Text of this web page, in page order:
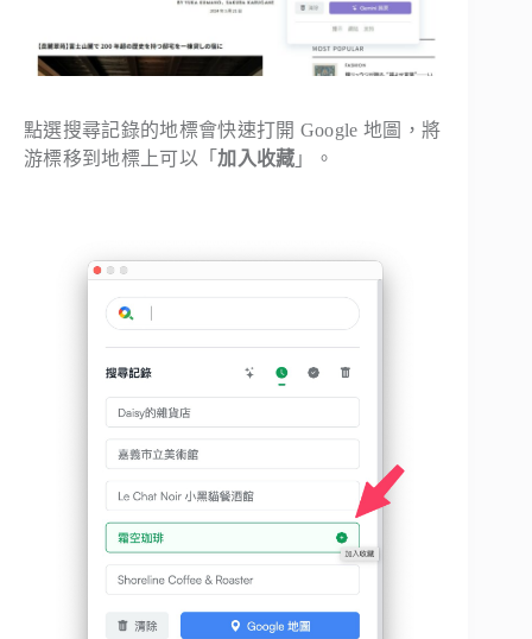
點選搜尋記錄的地標會快速打開 Google 地圖，將
游標移到地標上可以「 加入收藏 」。